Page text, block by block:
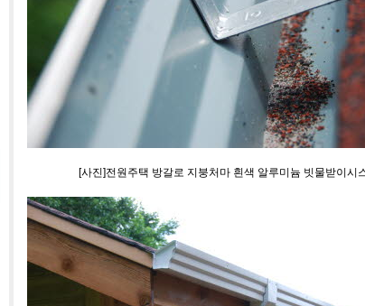
[사진]전원주택 방갈로 지붕처마 흰색 알루미늄 빗물받이시